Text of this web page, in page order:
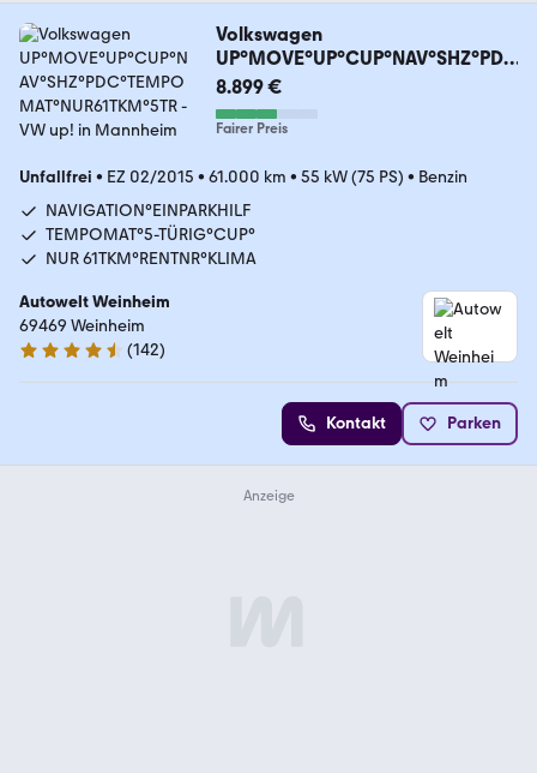
Volkswagen
UP°MOVE°UP°CUP°NAV°SHZ°PDC
°TEMPOMAT°NUR61TKM°5TR
8.899 €
Fairer Preis
Unfallfrei • EZ 02/2015 • 61.000 km • 55 kW (75 PS) • Benzin
NAVIGATION°EINPARKHILF
TEMPOMAT°5-TÜRIG°CUP°
NUR 61TKM°RENTNR°KLIMA
Autowelt Weinheim
69469 Weinheim
4.7 Sterne
(142)
Kontakt Parken